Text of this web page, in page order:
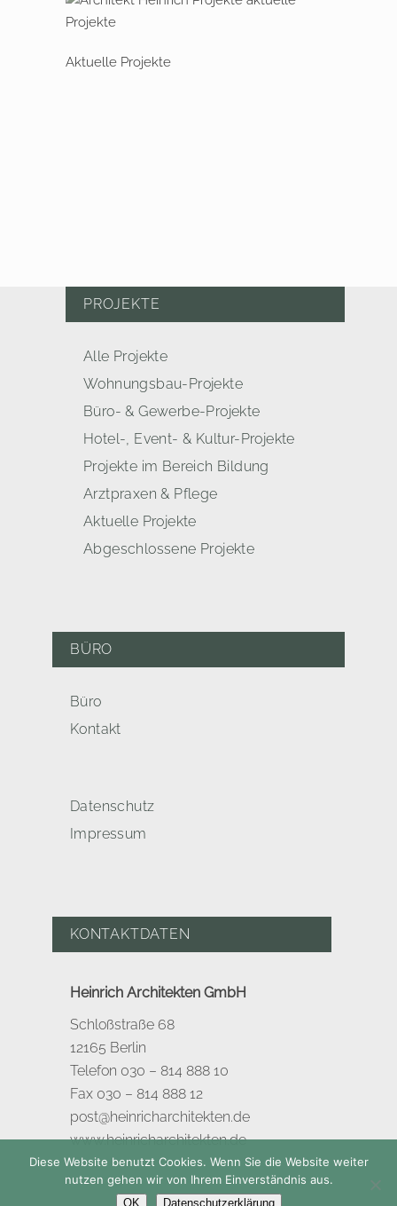
Aktuelle Projekte
PROJEKTE
Alle Projekte
Wohnungsbau-Projekte
Büro- & Gewerbe-Projekte
Hotel-, Event- & Kultur-Projekte
Projekte im Bereich Bildung
Arztpraxen & Pflege
Aktuelle Projekte
Abgeschlossene Projekte
BÜRO
Büro
Kontakt
Datenschutz
Impressum
KONTAKTDATEN
Heinrich Architekten GmbH
Schloßstraße 68
12165 Berlin
Telefon 030 – 814 888 10
Fax 030 – 814 888 12
post@heinricharchitekten.de
www.heinricharchitekten.de
Diese Website benutzt Cookies. Wenn Sie die Website weiter
nutzen gehen wir von Ihrem Einverständnis aus.
OK Datenschutzerklärung